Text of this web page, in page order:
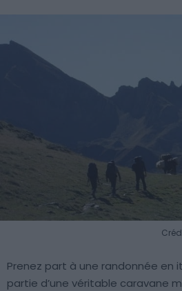
Prenez part à une randonnée en
partie d’une véritable caravane